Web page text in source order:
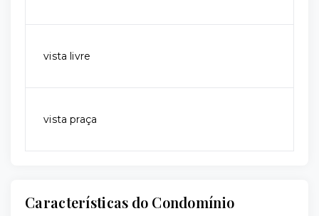
vista livre
vista praça
Características do Condomínio